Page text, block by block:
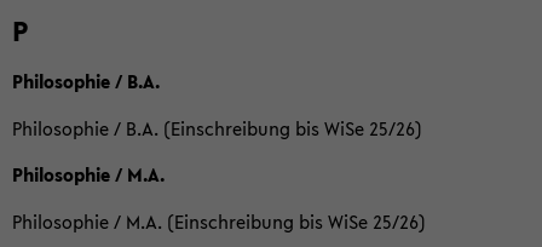
P
Philosophie / B.A.
Philosophie / B.A. (Einschreibung bis WiSe 25/26)
Philosophie / M.A.
Philosophie / M.A. (Einschreibung bis WiSe 25/26)